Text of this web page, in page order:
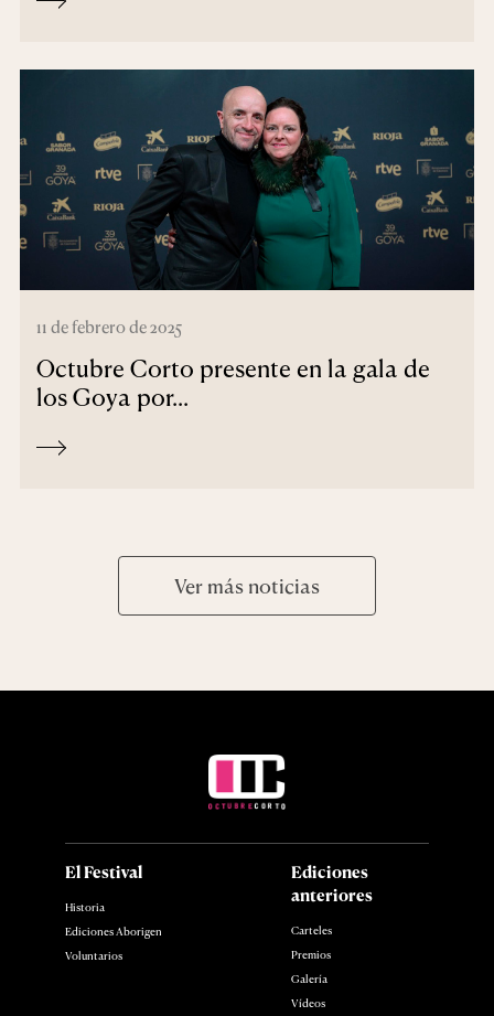
11 de febrero de 2025
Octubre Corto presente en la gala de
los Goya por...
Ver más noticias
El Festival
Historia
Ediciones Aborigen
Voluntarios
Ediciones
anteriores
Carteles
Premios
Galería
Vídeos